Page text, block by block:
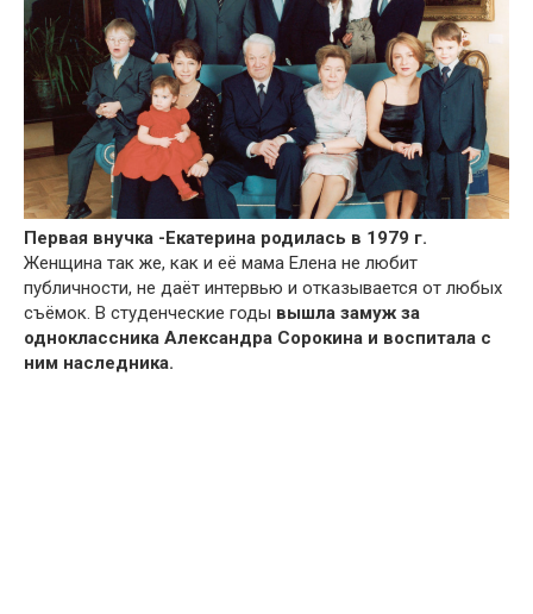
Первая внучка -Екатерина родилась в 1979 г.
Женщина так же, как и её мама Елена не любит
публичности, не даёт интервью и отказывается от любых
съёмок. В студенческие годы вышла замуж за
одноклассника Александра Сорокина и воспитала с
ним наследника.